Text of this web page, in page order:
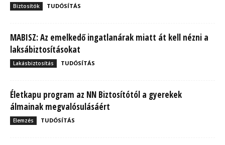
Biztosítók TUDÓSÍTÁS
MABISZ: Az emelkedő ingatlanárak miatt át kell nézni a
laksábiztosításokat
Lakásbiztosítás TUDÓSÍTÁS
Életkapu program az NN Biztosítótól a gyerekek
álmainak megvalósulásáért
Elemzés TUDÓSÍTÁS